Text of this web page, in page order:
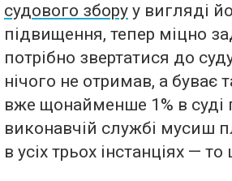
судового збору у вигляді
підвищення, тепер міцно
потрібно звертатися до
нічого не отримав, а буває
вже щонайменше 1% в суді
виконавчій службі мусиш
в усіх трьох інстанціях —